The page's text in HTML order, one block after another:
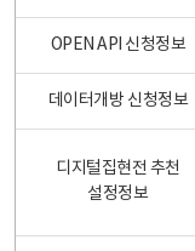
OPEN API 신청정보
데이터개방 신청정보
디지털집현전 추천
설정정보